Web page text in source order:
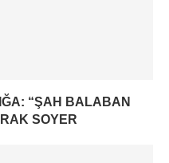
“ŞAH BALABAN
SOYER